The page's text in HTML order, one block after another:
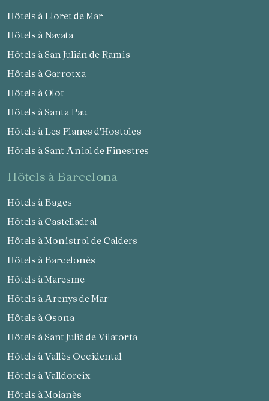
Hôtels à Lloret de Mar
Hôtels à Navata
Hôtels à San Julián de Ramis
Hôtels à Garrotxa
Hôtels à Olot
Hôtels à Santa Pau
Hôtels à Les Planes d'Hostoles
Hôtels à Sant Aniol de Finestres
hôtels à Barcelona
Hôtels à Bages
Hôtels à Castelladral
Hôtels à Monistrol de Calders
Hôtels à Barcelonès
Hôtels à Maresme
Hôtels à Arenys de Mar
Hôtels à Osona
Hôtels à Sant Julià de Vilatorta
Hôtels à Vallès Occidental
Hôtels à Valldoreix
Hôtels à Moianès